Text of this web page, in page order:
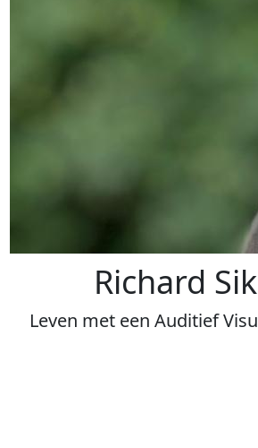
Richard S
Leven met een AuditiefV